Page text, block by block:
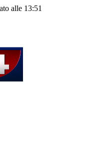
alle 13:51